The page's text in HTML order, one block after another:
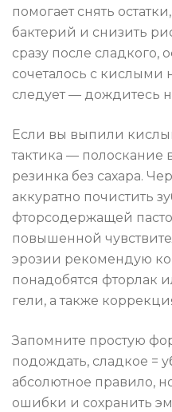
помогает снять
бактерий и снизить
сразу после сладкого,
сочеталось с кислыми
следует — дождитесь
Если вы выпили
тактика — полоскание
резинка без сахара.
аккуратно почистить
фторсодержащей
повышенной
эрозии рекомендую
понадобятся фторлак
гели, а также
Запомните простую
подождать, сладкое =
абсолютное правило,
ошибки и сохранить